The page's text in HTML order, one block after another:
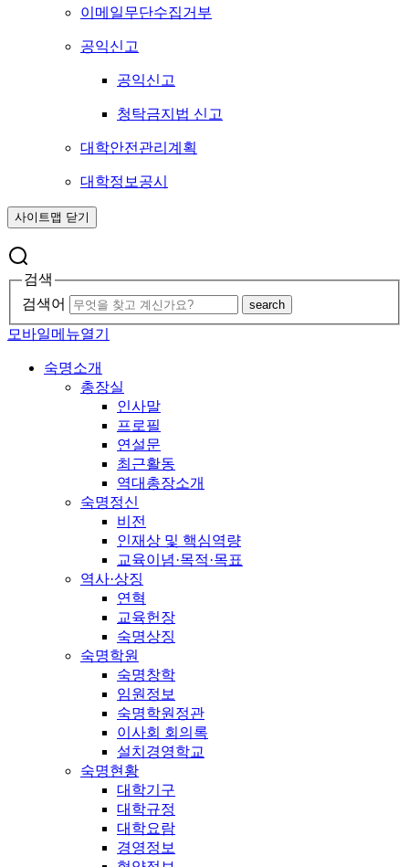
이메일무단수집거부
공익신고
공익신고
청탁금지법 신고
대학안전관리계획
대학정보공시
사이트맵 닫기
검색
검색어
search
모바일메뉴열기
숙명소개
총장실
인사말
프로필
연설문
최근활동
역대총장소개
숙명정신
비전
인재상 및 핵심역량
교육이념·목적·목표
역사·상징
연혁
교육헌장
숙명상징
숙명학원
숙명창학
임원정보
숙명학원정관
이사회 회의록
설치경영학교
숙명현황
대학기구
대학규정
대학요람
경영정보